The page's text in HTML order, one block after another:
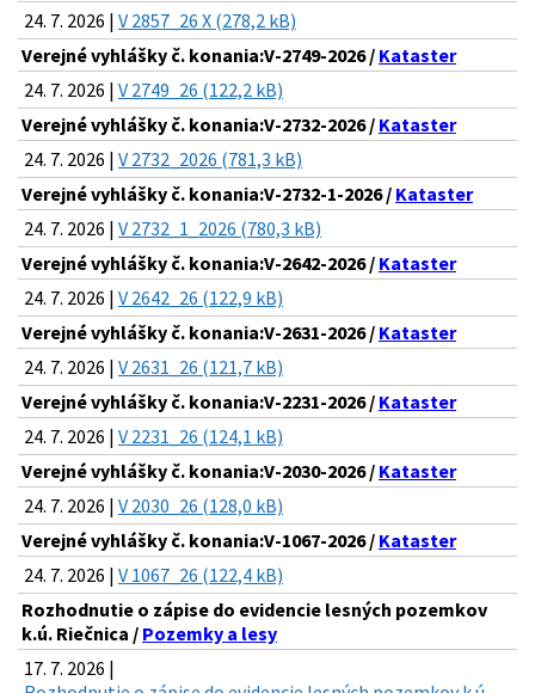
24. 7. 2026 | V 2857_26 X (278,2 kB)
Verejné vyhlášky č. konania:V-2749-2026 / Kataster
24. 7. 2026 | V 2749_26 (122,2 kB)
Verejné vyhlášky č. konania:V-2732-2026 / Kataster
24. 7. 2026 | V 2732_2026 (781,3 kB)
Verejné vyhlášky č. konania:V-2732-1-2026 / Kataster
24. 7. 2026 | V 2732_1_2026 (780,3 kB)
Verejné vyhlášky č. konania:V-2642-2026 / Kataster
24. 7. 2026 | V 2642_26 (122,9 kB)
Verejné vyhlášky č. konania:V-2631-2026 / Kataster
24. 7. 2026 | V 2631_26 (121,7 kB)
Verejné vyhlášky č. konania:V-2231-2026 / Kataster
24. 7. 2026 | V 2231_26 (124,1 kB)
Verejné vyhlášky č. konania:V-2030-2026 / Kataster
24. 7. 2026 | V 2030_26 (128,0 kB)
Verejné vyhlášky č. konania:V-1067-2026 / Kataster
24. 7. 2026 | V 1067_26 (122,4 kB)
Rozhodnutie o zápise do evidencie lesných pozemkov
k.ú. Riečnica / Pozemky a lesy
17. 7. 2026 |